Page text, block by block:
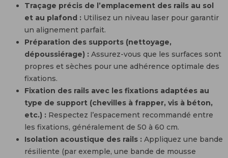
Traçage précis de l’emplacement des rails au sol
et au plafond : Utilisez un niveau laser pour garantir
un alignement parfait.
Préparation des supports (nettoyage,
dépoussiérage) : Assurez-vous que les surfaces sont
propres et sèches pour une adhérence optimale des
fixations.
Fixation des rails avec les fixations adaptées au
type de support (chevilles à frapper, vis à béton,
etc.) : Respectez l’espacement recommandé entre
les fixations, généralement de 50 à 60 cm.
Isolation acoustique des rails : Appliquez une bande
résiliente (par exemple, une bande de mousse